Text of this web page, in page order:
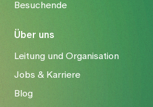
Besuchende
Über uns
Leitung und Organisation
Jobs & Karriere
Blog